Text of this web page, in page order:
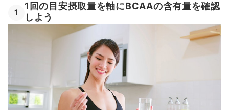
1
1回の目安摂取量を軸にBCAAの含有量を確認
しよう